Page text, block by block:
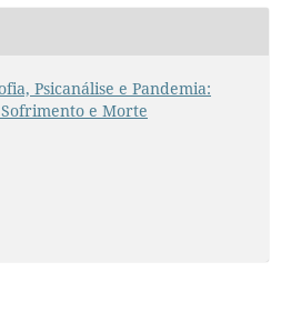
Psicanálise e Pandemia:
e Morte